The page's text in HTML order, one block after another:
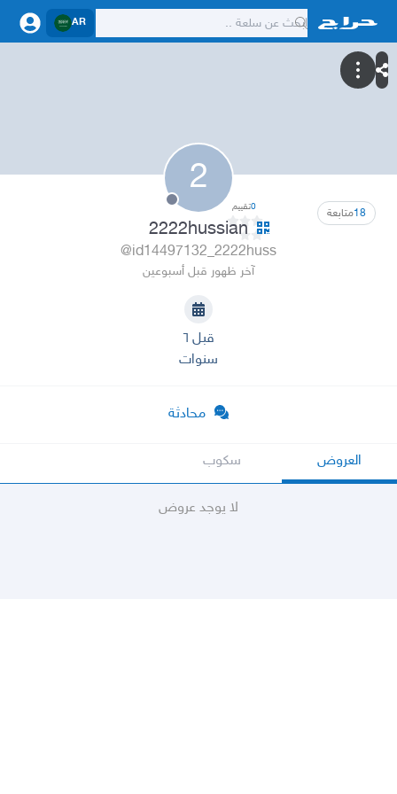
AR
2
18متابعة 0تقييم
2222hussian
@id14497132_2222huss
آخر ظهور قبل أسبوعين
قبل ٦
سنوات
محادثة
العروض سكوب
لا يوجد عروض